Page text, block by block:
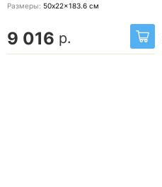
Размеры: 50x22x183.6 см
9 016 р.